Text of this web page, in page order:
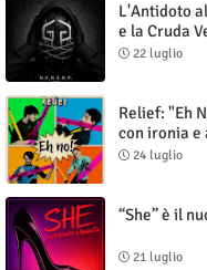
L'Antidoto
e la Cruda
22 luglio
Relief: "Eh
con ironia
24 luglio
“She” è il
21 luglio